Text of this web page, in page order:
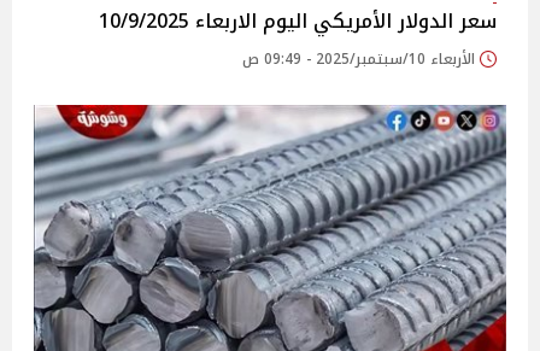
سعر الدولار الأمريكي اليوم الاربعاء 10/9/2025
الأربعاء 10/سبتمبر/2025 - 09:49 ص